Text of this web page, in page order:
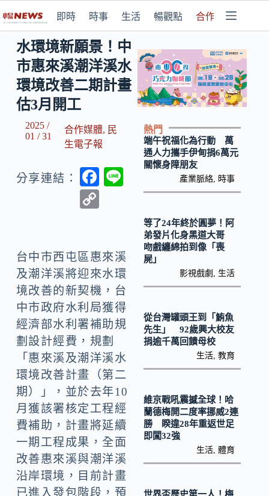
即時 時事 生活 暢觀點 合作媒體
水環境新願景！中
市惠來溪潮洋溪水
環境改善二期計畫
估3月開工
2025 /
01 / 31
合作媒體, 民
生電子報
分享連結：
F
o
o
k
y
Li
n
k
台中市西屯區惠來溪
及潮洋溪將迎來水環
境改善的新契機，台
中市政府水利局獲得
經濟部水利署補助規
劃設計經費，規劃
「惠來溪及潮洋溪水
環境改善計畫（第二
期）」，並於去年10
月獲該署核定工程經
費補助，計畫將延續
一期工程成果，全面
改善惠來溪與潮洋溪
沿岸環境，目前計畫
已進入發包階段，預
熱門
端午祝福化為行動 萬
通人力攜手伊甸捐6萬元
關懷身障朋友
產業脈絡 時事
等了24年終於圓夢！阿
弟發片化身黑道大哥
吻戲纏綿拍到像「喪
屍」
影視戲劇 生活
從台灣罐頭王到「鮪魚
先生」 92歲興大校友
捐逾千萬回饋母校
生活 ,教育
維京戰吼震撼全球！哈
蘭德梅開二度率挪威2連
勝 睽違28年重返世足
即闖32強
生活 ,體育
世界盃歷史第一人！梅